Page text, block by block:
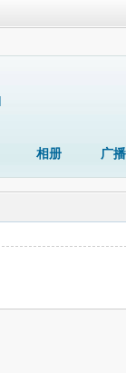
相册 广播